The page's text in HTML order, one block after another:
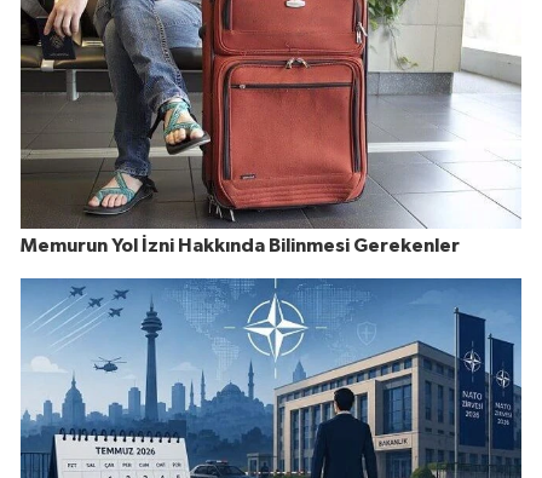
Memurun Yol İzni Hakkında Bilinmesi Gerekenler